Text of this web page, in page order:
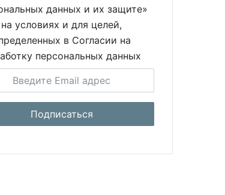
данных и их защите»
на условиях и для целей,
в Согласии на
персональных данных